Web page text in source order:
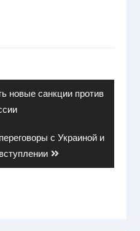
новые санкции против
с Украиной и